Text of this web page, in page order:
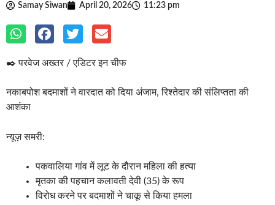
Samay Siwan April 20, 2026 11:23 pm
✒️ परवेज अख्तर / एडिटर इन चीफ
नकाबपोश बदमाशों ने वारदात को दिया अंजाम, रिश्तेदार की संलिप्तता की
आशंका
न्यूज़ समरी:
पकवालिया गांव में लूट के दौरान महिला की हत्या
मृतका की पहचान कलावती देवी (35) के रूप
विरोध करने पर बदमाशों ने चाकू से किया हमला